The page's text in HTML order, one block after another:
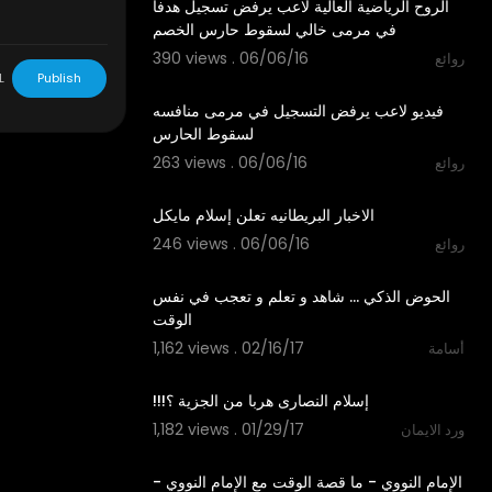
الروح الرياضية العالية لاعب يرفض تسجيل هدفا
في مرمى خالي لسقوط حارس الخصم
390 views . 06/06/16
روائع
فيديو لاعب يرفض التسجيل في مرمى منافسه
لسقوط الحارس
263 views . 06/06/16
روائع
الاخبار البريطانيه تعلن إسلام مايكل
246 views . 06/06/16
روائع
‫الحوض الذكي ... شاهد و تعلم و تعجب في نفس
1,162 views . 02/16/17
أسامة
1,182 views . 01/29/17
ورد الايمان
‫الإمام النووي - ما قصة الوقت مع الإمام النووي -
Publish